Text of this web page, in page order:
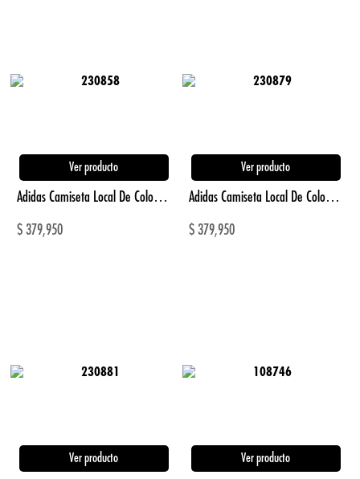
Ver producto
Adidas Camiseta Local De Colombia Mundial 2026 amarillo de hombre para futbol.
$379,950
Ver producto
Adidas Camiseta Local De Colombia Mundial 2026 amarillo de mujer para futbol
$379,950
Ver producto Ver producto